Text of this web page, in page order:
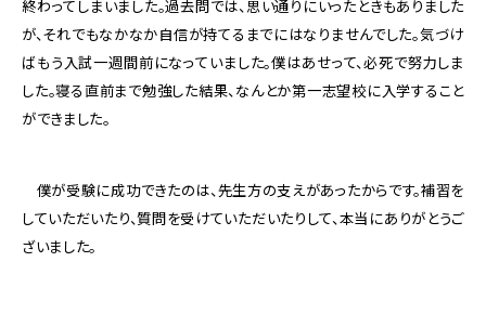
終わってしまいました。過去問では、思い通りにいったときもありました
が、それでもなかなか自信が持てるまでにはなりませんでした。気づけ
ばもう入試一週間前になっていました。僕はあせって、必死で努力しま
した。寝る直前まで勉強した結果、なんとか第一志望校に入学すること
ができました。
僕が受験に成功できたのは、先生方の支えがあったからです。補習を
していただいたり、質問を受けていただいたりして、本当にありがとうご
ざいました。